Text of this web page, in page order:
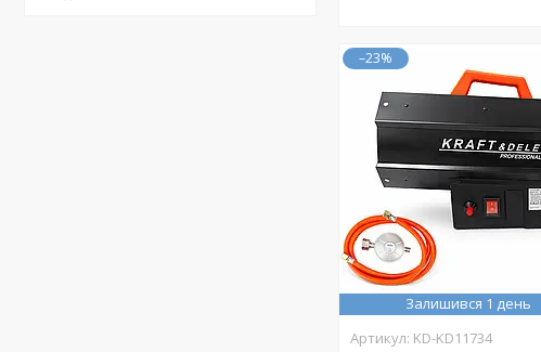
–23%
Залишився 1 день
KD-KD11734